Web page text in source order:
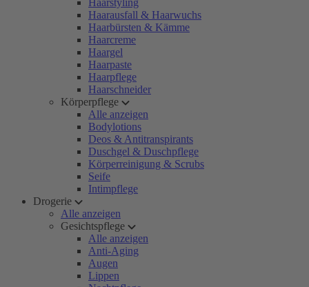
Haarstyling
Haarausfall & Haarwuchs
Haarbürsten & Kämme
Haarcreme
Haargel
Haarpaste
Haarpflege
Haarschneider
Körperpflege
Alle anzeigen
Bodylotions
Deos & Antitranspirants
Duschgel & Duschpflege
Körperreinigung & Scrubs
Seife
Intimpflege
Drogerie
Alle anzeigen
Gesichtspflege
Alle anzeigen
Anti-Aging
Augen
Lippen